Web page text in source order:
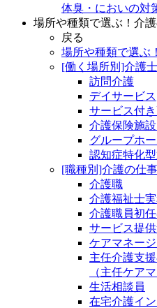
体臭・においの対
場所や種類で選ぶ！介
戻る
場所や種類で選ぶ
[働く場所別]介護
訪問介護
デイサービス
サービス付
介護保険施
グループホ
認知症特化
[職種別]介護の仕
介護職
介護福祉士
介護職員初
サービス提
ケアマネー
主任介護支
（主任ケア
生活相談員
在宅介護イ